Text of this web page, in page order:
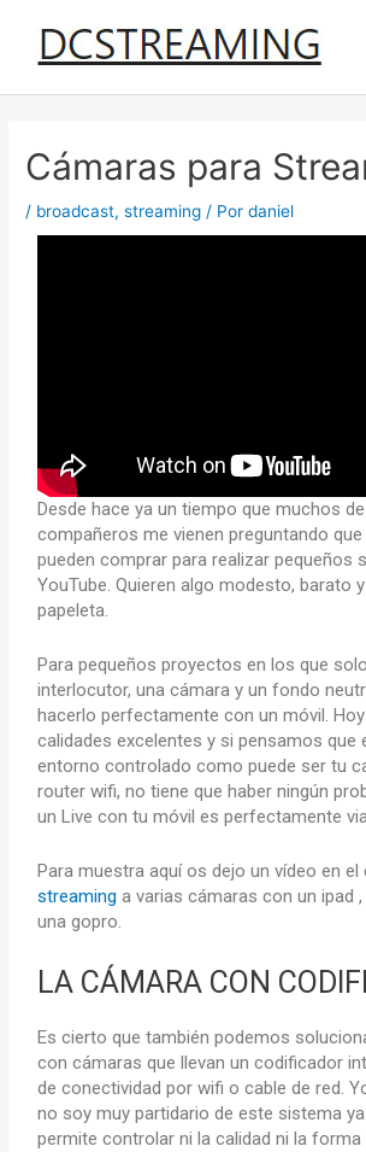
Cámaras para
/ broadcast,streaming / Pordaniel
Desde hace ya un tiempo que muchos
compañeros me vienen preguntando
pueden comprar para realizar pequeños
YouTube. Quieren algo modesto, barato
papeleta.
Para pequeños proyectos en los que
interlocutor, una cámara y un fondo
hacerlo perfectamente con un móvil.
calidades excelentes y si pensamos que
entorno controlado como puede ser tu
router wifi, no tiene que haber ningún
un Live con tu móvil es perfectamente
Para muestra aquí os dejo un vídeo en
streaming a varias cámaras con un ipad
una gopro.
LA CÁMARA CON
Es cierto que también podemos
con cámaras que llevan un codificador
de conectividad por wifi o cable de red.
no soy muy partidario de este sistema
permite controlar ni la calidad ni la forma